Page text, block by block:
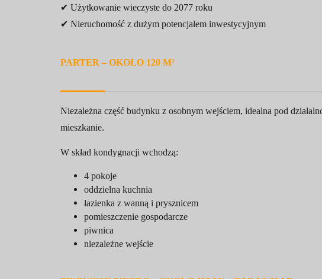
✔ Użytkowanie wieczyste do 2077 roku
✔ Nieruchomość z dużym potencjałem inwestycyjnym
PARTER – OKOŁO 120 M²
Niezależna część budynku z osobnym wejściem, idealna pod
mieszkanie.
W skład kondygnacji wchodzą:
4 pokoje
oddzielna kuchnia
łazienka z wanną i prysznicem
pomieszczenie gospodarcze
piwnica
niezależne wejście